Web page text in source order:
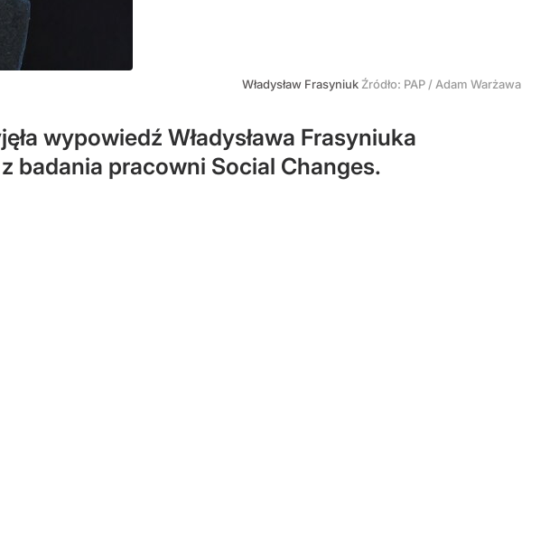
Władysław Frasyniuk Źródło: PAP / Adam Warżawa
wypowiedź Władysława Frasyniuka
badania pracowni Social Changes.